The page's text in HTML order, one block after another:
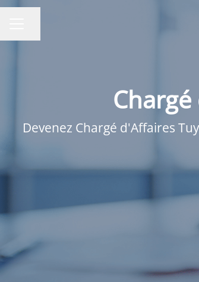
Devenez Chargé d'Affaires